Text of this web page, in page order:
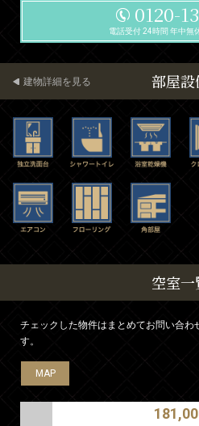
0120-
電話受付 24時間 年中無
部屋設
建物詳細を見る
空室一
チェックした物件はまとめてお問い合わ
す。
MAP
MAP
MAP
MAP